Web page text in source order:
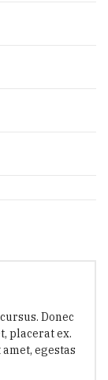
Donec
placerat ex.
egestas